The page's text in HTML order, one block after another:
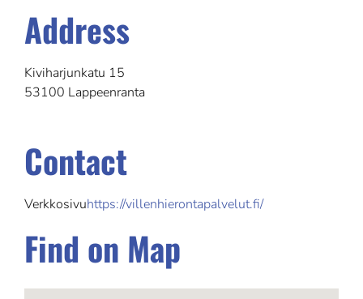
Address
Kiviharjunkatu 15
53100 Lappeenranta
Contact
Verkkosivuhttps://villenhierontapalvelut.fi/
Find on Map